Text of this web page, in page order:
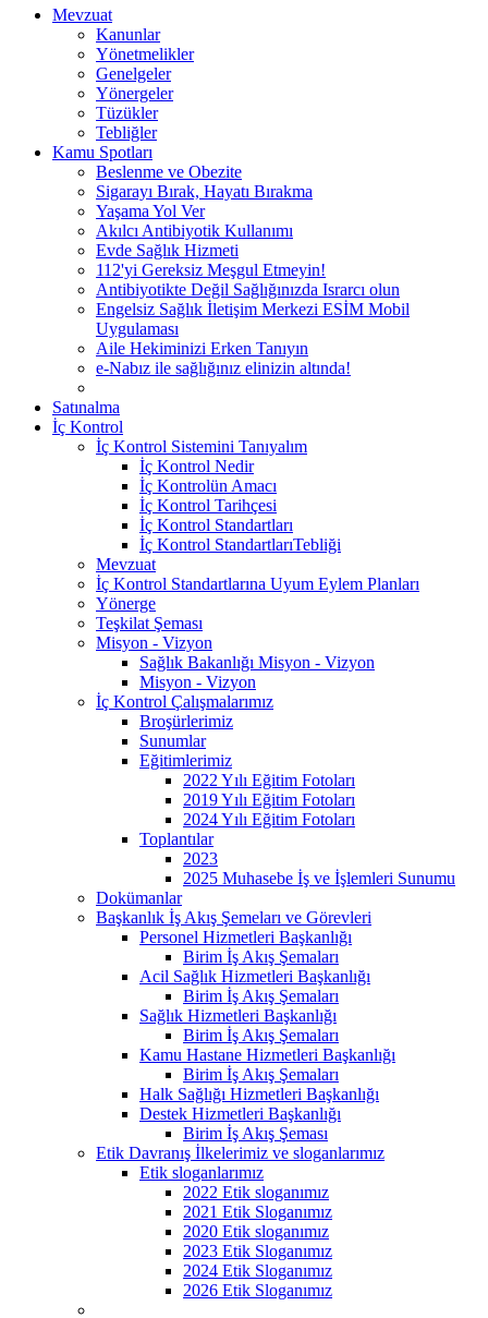
Mevzuat
Kanunlar
Yönetmelikler
Genelgeler
Yönergeler
Tüzükler
Tebliğler
Kamu Spotları
Beslenme ve Obezite
Sigarayı Bırak, Hayatı Bırakma
Yaşama Yol Ver
Akılcı Antibiyotik Kullanımı
Evde Sağlık Hizmeti
112'yi Gereksiz Meşgul Etmeyin!
Antibiyotikte Değil Sağlığınızda Israrcı olun
Engelsiz Sağlık İletişim Merkezi ESİM Mobil
Uygulaması
Aile Hekiminizi Erken Tanıyın
e-Nabız ile sağlığınız elinizin altında!
Satınalma
İç Kontrol
İç Kontrol Sistemini Tanıyalım
İç Kontrol Nedir
İç Kontrolün Amacı
İç Kontrol Tarihçesi
İç Kontrol Standartları
İç Kontrol StandartlarıTebliği
Mevzuat
İç Kontrol Standartlarına Uyum Eylem Planları
Yönerge
Teşkilat Şeması
Misyon - Vizyon
Sağlık Bakanlığı Misyon - Vizyon
Misyon - Vizyon
İç Kontrol Çalışmalarımız
Broşürlerimiz
Sunumlar
Eğitimlerimiz
2022 Yılı Eğitim Fotoları
2019 Yılı Eğitim Fotoları
2024 Yılı Eğitim Fotoları
Toplantılar
2023
2025 Muhasebe İş ve İşlemleri Sunumu
Dokümanlar
Başkanlık İş Akış Şemeları ve Görevleri
Personel Hizmetleri Başkanlığı
Birim İş Akış Şemaları
Acil Sağlık Hizmetleri Başkanlığı
Birim İş Akış Şemaları
Sağlık Hizmetleri Başkanlığı
Birim İş Akış Şemaları
Kamu Hastane Hizmetleri Başkanlığı
Birim İş Akış Şemaları
Halk Sağlığı Hizmetleri Başkanlığı
Destek Hizmetleri Başkanlığı
Birim İş Akış Şeması
Etik Davranış İlkelerimiz ve sloganlarımız
Etik sloganlarımız
2022 Etik sloganımız
2021 Etik Sloganımız
2020 Etik sloganımız
2023 Etik Sloganımız
2024 Etik Sloganımız
2026 Etik Sloganımız